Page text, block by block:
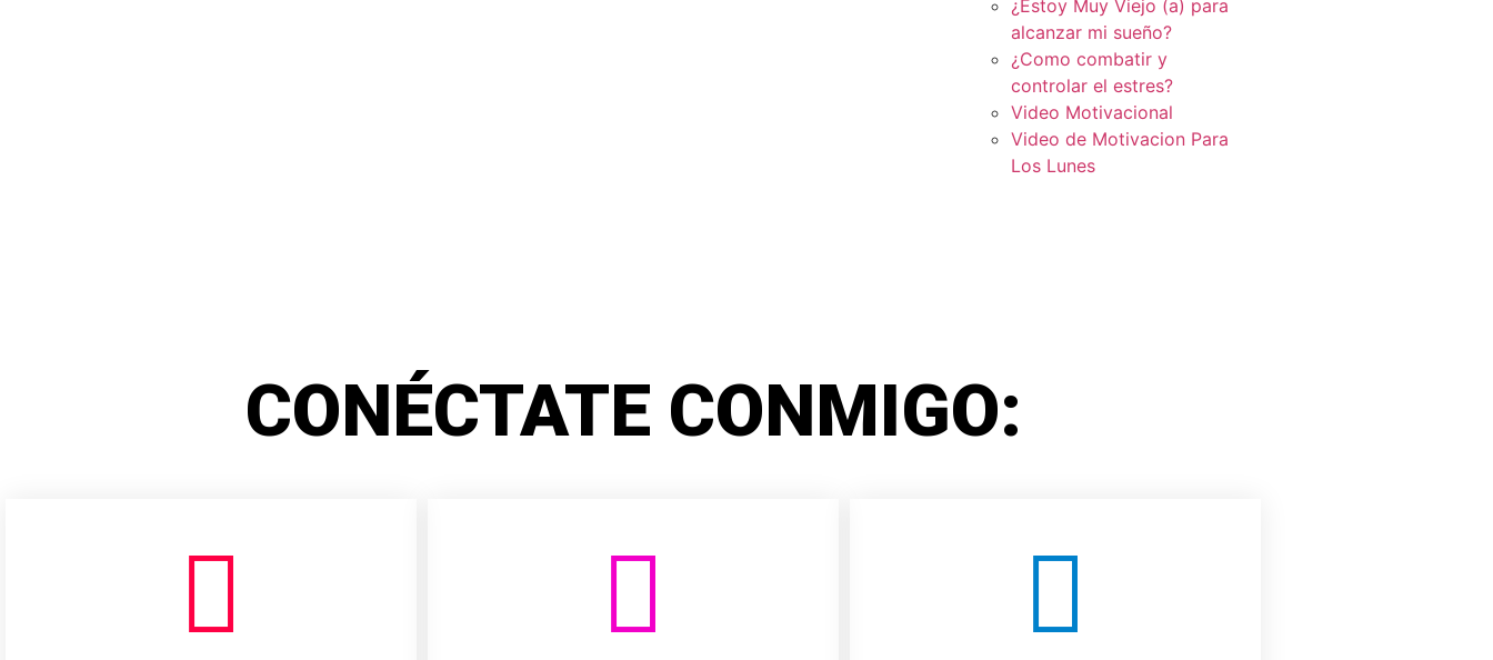
¿Estoy Muy Viejo (a) para
alcanzar mi sueño?
¿Como combatir y
controlar el estres?
Video Motivacional
Video de Motivacion Para
Los Lunes
CONÉCTATE CONMIGO: